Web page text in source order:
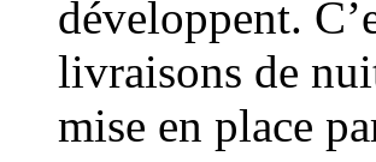
développent.
livraisons de
mise en place